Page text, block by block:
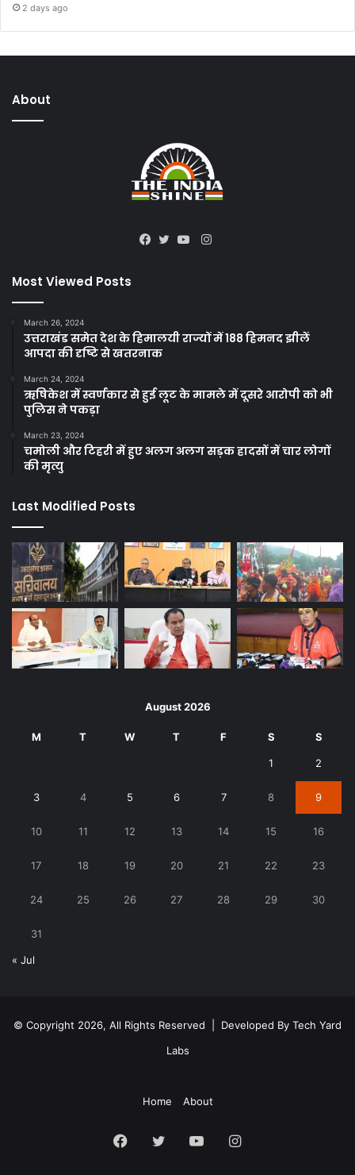
2 days ago
About
Instagram
Most Viewed Posts
March 26, 2024
उत्तराखंड समेत देश के हिमालयी राज्यों में 188 हिमनद झीलें
आपदा की दृष्टि से खतरनाक
March 24, 2024
ऋषिकेश में स्वर्णकार से हुई लूट के मामले में दूसरे आरोपी को भी
पुलिस ने पकड़ा
March 23, 2024
चमोली और टिहरी में हुए अलग अलग सड़क हादसों में चार लोगों
की मृत्यु
Last Modified Posts
August 2026
M T W T F S S
1 2
3 4 5 6 7 8 9
10 11 12 13 14 15 16
17 18 19 20 21 22 23
24 25 26 27 28 29 30
31
« Jul
© Copyright 2026, All Rights Reserved | Developed By Tech Yard
Labs
Home About
Facebook
Twitter YouTubeInstagram